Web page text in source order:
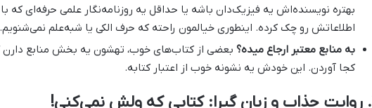
بهتره نویسنده‌اش یه فیزیک‌دان باشه یا حداقل یه روزنامه‌نگار علمی حرفه‌ای که
اطلاعاتش رو چک کرده. اینطوری خیالمون راحته که حرف الکی یا شبه‌علم نمی‌شنویم.
به منابع معتبر ارجاع میده؟ بعضی از کتاب‌های خوب، تهشون یه بخش منابع دارن
کجا آوردن. این خودش یه نشونه خوب از اعتبار کتابه.